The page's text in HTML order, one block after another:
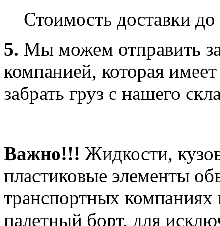
Стоимость доставки
5. Мы можем отправить
компанией, которая
забрать груз с нашего
Важно!!! Жидкости,
пластиковые элементы
транспортных
палетный борт, для